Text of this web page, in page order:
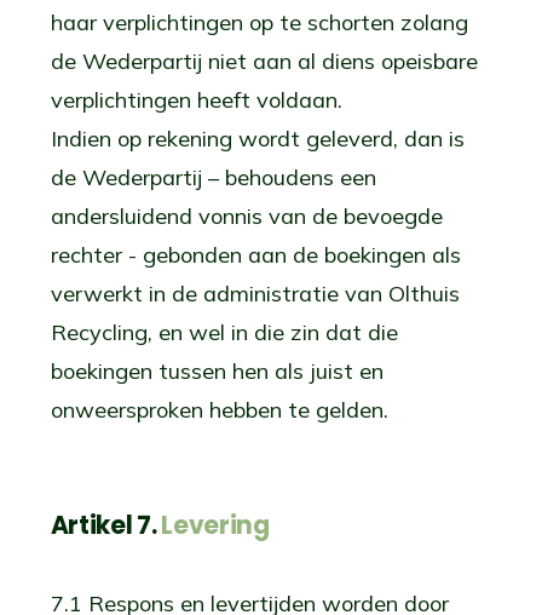
haar verplichtingen op te schorten zolang
de Wederpartij niet aan al diens opeisbare
verplichtingen heeft voldaan.
Indien op rekening wordt geleverd, dan is
de Wederpartij – behoudens een
andersluidend vonnis van de bevoegde
rechter - gebonden aan de boekingen als
verwerkt in de administratie van Olthuis
Recycling, en wel in die zin dat die
boekingen tussen hen als juist en
onweersproken hebben te gelden.
Artikel 7.Levering
7.1 Respons en levertijden worden door